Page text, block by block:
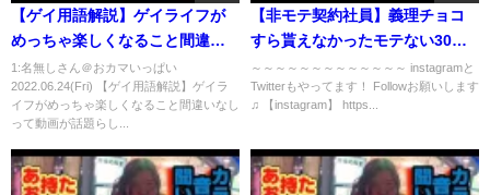
【ゲイ用語解説】ゲイライフが
めっちゃ楽しくなること間違い
なし
1:名無しさん＠おカマいっぱい
2022.06.24(Fri) 【ゲイ用語解説】ゲイラ
イフがめっちゃ楽しくなること間違いなし
って動画が話題らし...
【非モテ契約社員】義理チョコ
すら貰えなかったモテない30歳
が、自分へ本命チョコ買ってみ
た。独身のバレンタインデー。
【コールセンター/週5勤務/30
～～～～～～～～～～～～～ instagramと
Twitterもやってます！ Followお願いします
♫ 【instagram】 https...